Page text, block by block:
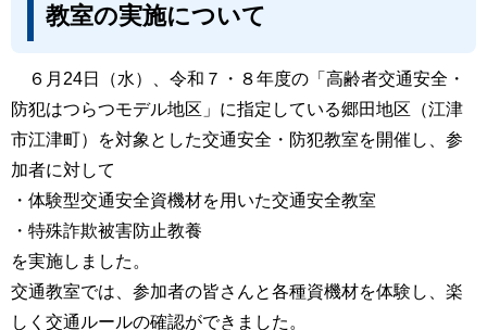
教室の実施について
６月24日（水）、令和７・８年度の「高齢者交通安全・
防犯はつらつモデル地区」に指定している郷田地区（江津
市江津町）を対象とした交通安全・防犯教室を開催し、参
加者に対して
・体験型交通安全資機材を用いた交通安全教室
・特殊詐欺被害防止教養
を実施しました。
交通教室では、参加者の皆さんと各種資機材を体験し、楽
しく交通ルールの確認ができました。